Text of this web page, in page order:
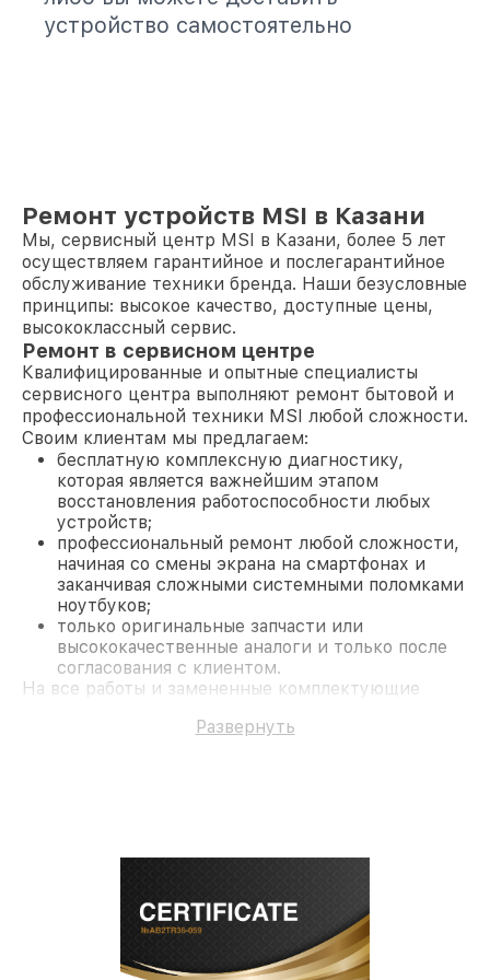
устройство самостоятельно
Ремонт устройств MSI в Казани
Мы, сервисный центр MSI в Казани, более 5 лет
осуществляем гарантийное и послегарантийное
обслуживание техники бренда. Наши безусловные
принципы: высокое качество, доступные цены,
высококлассный сервис.
Ремонт в сервисном центре
Квалифицированные и опытные специалисты
сервисного центра выполняют ремонт бытовой и
профессиональной техники MSI любой сложности.
Своим клиентам мы предлагаем:
бесплатную комплексную диагностику,
которая является важнейшим этапом
восстановления работоспособности любых
устройств;
профессиональный ремонт любой сложности,
начиная со смены экрана на смартфонах и
заканчивая сложными системными поломками
ноутбуков;
только оригинальные запчасти или
высококачественные аналоги и только после
согласования с клиентом.
На все работы и замененные комплектующие
поломки по условиям гарантии, мы бесплатно
безупречной репутацией;
лицензированное ПО в ремонтно-
диагностических мастерских;
собственный склад комплектующих, что
позволяет сократить сроки
Развернуть